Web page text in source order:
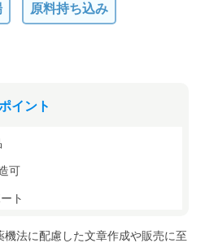
原料持ち込み
イント
可
ト
法に配慮した文章作成や販売に至